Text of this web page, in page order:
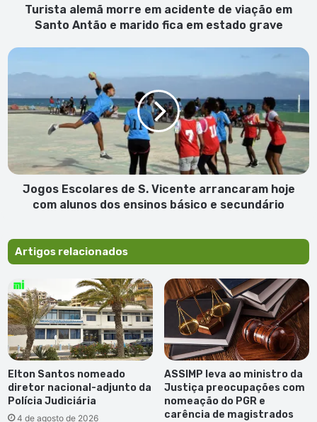
Antão
fica
grave
Turista alemã morre em acidente de viação em
Santo Antão e marido fica em estado grave
Jogos
S.
Vicente
arrancaram
com
alunos
dos
ensinos
secundário
Jogos Escolares de S. Vicente arrancaram hoje
com alunos dos ensinos básico e secundário
Artigos relacionados
Elton Santos nomeado
diretor nacional-adjunto da
Polícia Judiciária
4 de agosto de 2026
ASSIMP leva ao ministro da
Justiça preocupações com
nomeação do PGR e
carência de magistrados